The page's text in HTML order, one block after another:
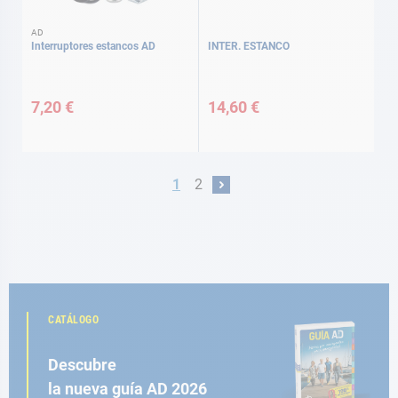
AD
Interruptores estancos AD
7,20 €
INTER. ESTANCO
14,60 €
Página
Actualmente estás leyendo página
1 Página
2 Página
Siguiente
CATÁLOGO
Descubre
la nueva guía AD 2026